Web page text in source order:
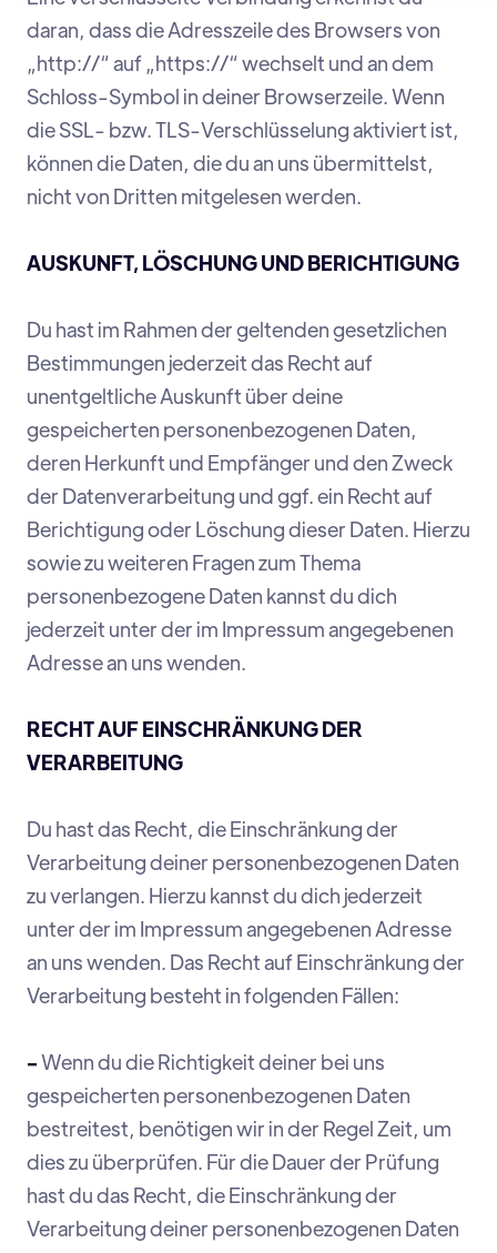
daran, dass die Adresszeile des Browsers von
„http://“ auf „https://“ wechselt und an dem
Schloss-Symbol in deiner Browserzeile. Wenn
die SSL- bzw. TLS-Verschlüsselung aktiviert ist,
können die Daten, die du an uns übermittelst,
nicht von Dritten mitgelesen werden.
AUSKUNFT, LÖSCHUNG UND BERICHTIGUNG
Du hast im Rahmen der geltenden gesetzlichen
Bestimmungen jederzeit das Recht auf
unentgeltliche Auskunft über deine
gespeicherten personenbezogenen Daten,
deren Herkunft und Empfänger und den Zweck
der Datenverarbeitung und ggf. ein Recht auf
Berichtigung oder Löschung dieser Daten. Hierzu
sowie zu weiteren Fragen zum Thema
personenbezogene Daten kannst du dich
jederzeit unter der im Impressum angegebenen
Adresse an uns wenden.
RECHT AUF EINSCHRÄNKUNG DER
VERARBEITUNG
Du hast das Recht, die Einschränkung der
Verarbeitung deiner personenbezogenen Daten
zu verlangen. Hierzu kannst du dich jederzeit
unter der im Impressum angegebenen Adresse
an uns wenden. Das Recht auf Einschränkung der
Verarbeitung besteht in folgenden Fällen:
-Wenn du die Richtigkeit deiner bei uns
gespeicherten personenbezogenen Daten
bestreitest, benötigen wir in der Regel Zeit, um
dies zu überprüfen. Für die Dauer der Prüfung
hast du das Recht, die Einschränkung der
Verarbeitung deiner personenbezogenen Daten